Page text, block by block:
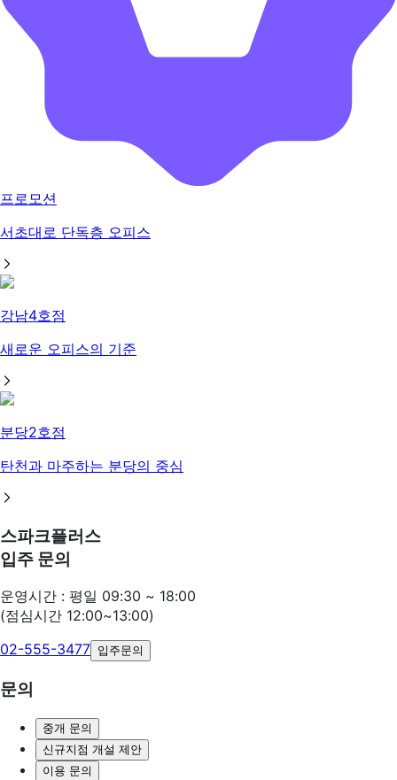
프로모션
서초대로 단독층 오피스
강남4호점
새로운 오피스의 기준
분당2호점
탄천과 마주하는 분당의 중심
스파크플러스
입주 문의
운영시간 : 평일 09:30 ~ 18:00
(점심시간 12:00~13:00)
02-555-3477 입주문의
문의
중개 문의
신규지점 개설 제안
이용 문의